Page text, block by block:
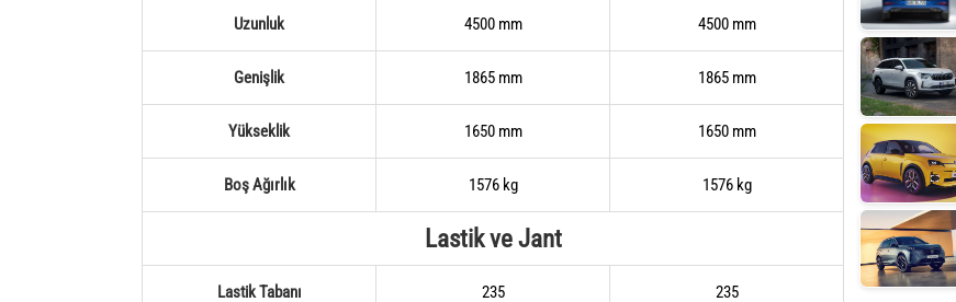
Uzunluk 4500 mm 4500 mm
Genişlik 1865 mm 1865 mm
Yükseklik 1650 mm 1650 mm
Boş Ağırlık 1576 kg 1576 kg
Lastik ve Jant
Lastik Tabanı 235 235